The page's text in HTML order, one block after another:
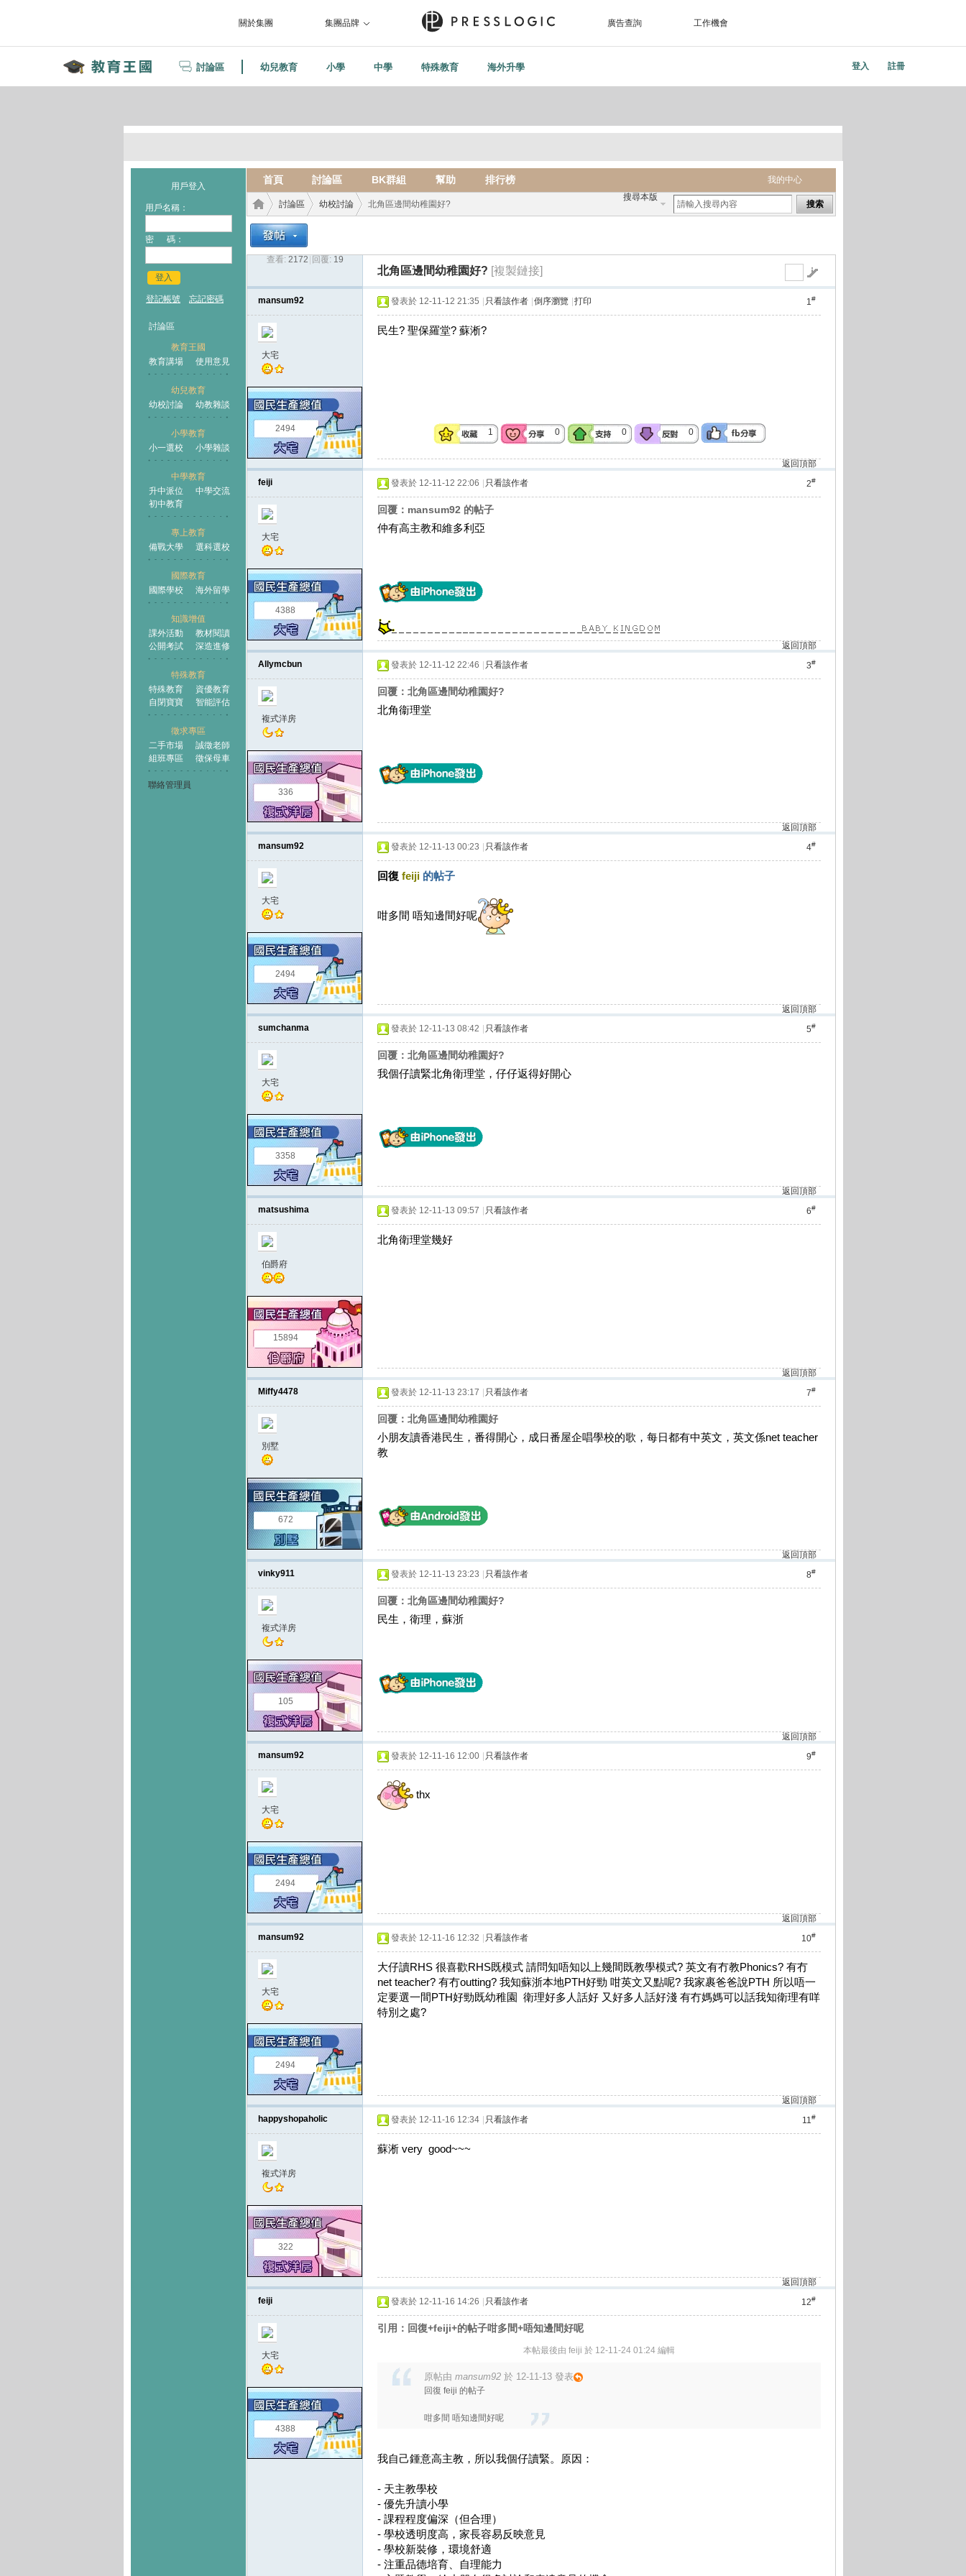
關於集團 集團品牌 廣告查詢 工作機會
討論區 幼兒教育 小學 中學 特殊教育 海外升學 登入 註冊
用戶登入
用戶名稱：
密 碼：
登入
登記帳號 忘記密碼
討論區
教育王國
教育講場
使用意見
幼兒教育
幼校討論
幼教雜談
小學教育
小一選校
小學雜談
中學教育
升中派位
中學交流
初中教育
專上教育
備戰大學
選科選校
國際教育
國際學校
海外留學
知識增值
課外活動
教材閱讀
公開考試
深造進修
特殊教育
特殊教育
資優教育
自閉寶寶
智能評估
徵求專區
二手市場
誠徵老師
組班專區
徵保母車
聯絡管理員
我的中心
首頁 討論區 BK群組 幫助 排行榜
搜尋本版
搜索
王國
›
討論區
›
幼校討論 北角區邊間幼稚園好?
查看: 2172 回覆: 19
北角區邊間幼稚園好? [複製鏈接]
mansum92
大宅
2494
1#
發表於 12-11-12 21:35 只看該作者 倒序瀏覽 打印
民生? 聖保羅堂? 蘇淅?
1 0 0 0
返回頂部
feiji
大宅
4388
2#
發表於 12-11-12 22:06 只看該作者
回覆：mansum92 的帖子
仲有高主教和維多利亞
返回頂部
Allymcbun
複式洋房
336
3#
發表於 12-11-12 22:46 只看該作者
回覆：北角區邊間幼稚園好?
北角衞理堂
返回頂部
mansum92
大宅
2494
4#
發表於 12-11-13 00:23 只看該作者
回復 feiji 的帖子
咁多間 唔知邊間好呢
返回頂部
sumchanma
大宅
3358
5#
發表於 12-11-13 08:42 只看該作者
回覆：北角區邊間幼稚園好?
我個仔讀緊北角衛理堂，仔仔返得好開心
返回頂部
matsushima
伯爵府
15894
6#
發表於 12-11-13 09:57 只看該作者
北角衛理堂幾好
返回頂部
Miffy4478
別墅
672
7#
發表於 12-11-13 23:17 只看該作者
回覆：北角區邊間幼稚園好
小朋友讀香港民生，番得開心，成日番屋企唱學校的歌，每日都有中英文，英文係net teacher
教
返回頂部
vinky911
複式洋房
105
8#
發表於 12-11-13 23:23 只看該作者
回覆：北角區邊間幼稚園好?
民生，衛理，蘇浙
返回頂部
mansum92
大宅
2494
9#
發表於 12-11-16 12:00 只看該作者
thx
返回頂部
mansum92
大宅
2494
10#
發表於 12-11-16 12:32 只看該作者
大仔讀RHS 很喜歡RHS既模式 請問知唔知以上幾間既教學模式? 英文有冇教Phonics? 有冇
net teacher? 有冇outting? 我知蘇浙本地PTH好勁 咁英文又點呢? 我家裹爸爸說PTH 所以唔一
定要選一間PTH好勁既幼稚園 衛理好多人話好 又好多人話好淺 有冇媽媽可以話我知衛理有咩
特別之處?
返回頂部
happyshopaholic
複式洋房
322
11#
發表於 12-11-16 12:34 只看該作者
蘇淅 very good~~~
返回頂部
feiji
大宅
4388
12#
發表於 12-11-16 14:26 只看該作者
引用：回復+feiji+的帖子咁多間+唔知邊間好呢
本帖最後由 feiji 於 12-11-24 01:24 編輯
原帖由 mansum92 於 12-11-13 發表
回復 feiji 的帖子
咁多間 唔知邊間好呢
我自己鍾意高主教，所以我個仔讀緊。原因：
- 天主教學校
- 優先升讀小學
- 課程程度偏深（但合理）
- 學校透明度高，家長容易反映意見
- 學校新裝修，環境舒適
- 注重品德培育、自理能力